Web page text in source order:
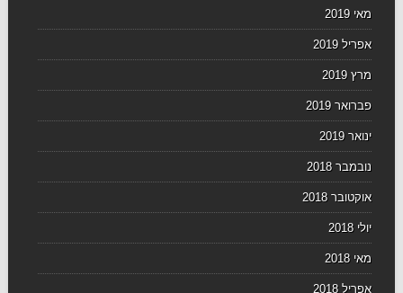
מאי 2019
אפריל 2019
מרץ 2019
פברואר 2019
ינואר 2019
נובמבר 2018
אוקטובר 2018
יולי 2018
מאי 2018
אפריל 2018